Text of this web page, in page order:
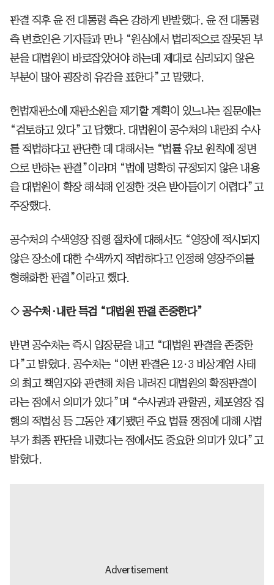
판결 직후 윤 전 대통령 측은 강하게 반발했다. 윤 전 대통령
측 변호인은 기자들과 만나 “원심에서 법리적으로 잘못된 부
분을 대법원이 바로잡았어야 하는데 제대로 심리되지 않은
부분이 많아 굉장히 유감을 표한다”고 말했다.
헌법재판소에 재판소원을 제기할 계획이 있느냐는 질문에는
“검토하고 있다”고 답했다. 대법원이 공수처의 내란죄 수사
를 적법하다고 판단한 데 대해서는 “법률 유보 원칙에 정면
으로 반하는 판결”이라며 “법에 명확히 규정되지 않은 내용
을 대법원이 확장 해석해 인정한 것은 받아들이기 어렵다”고
주장했다.
공수처의 수색영장 집행 절차에 대해서도 “영장에 적시되지
않은 장소에 대한 수색까지 적법하다고 인정해 영장주의를
형해화한 판결”이라고 했다.
◇ 공수처·내란 특검 “대법원 판결 존중한다”
반면 공수처는 즉시 입장문을 내고 “대법원 판결을 존중한
다”고 밝혔다. 공수처는 “이번 판결은 12·3 비상계엄 사태
의 최고 책임자와 관련해 처음 내려진 대법원의 확정판결이
라는 점에서 의미가 있다”며 “수사권과 관할권, 체포영장 집
행의 적법성 등 그동안 제기됐던 주요 법률 쟁점에 대해 사법
부가 최종 판단을 내렸다는 점에서도 중요한 의미가 있다”고
밝혔다.